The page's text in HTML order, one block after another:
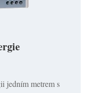
jedním metrem s